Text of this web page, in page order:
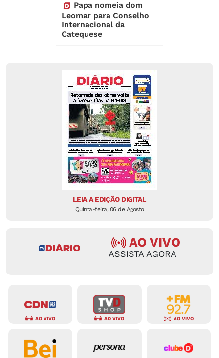
Papa nomeia dom
Leomar para Conselho
Internacional da
Catequese
LEIA A EDIÇÃO DIGITAL
Quinta-feira, 06 de Agosto
AO VIVO
ASSISTA AGORA
AO VIVO AO VIVO AO VIVO